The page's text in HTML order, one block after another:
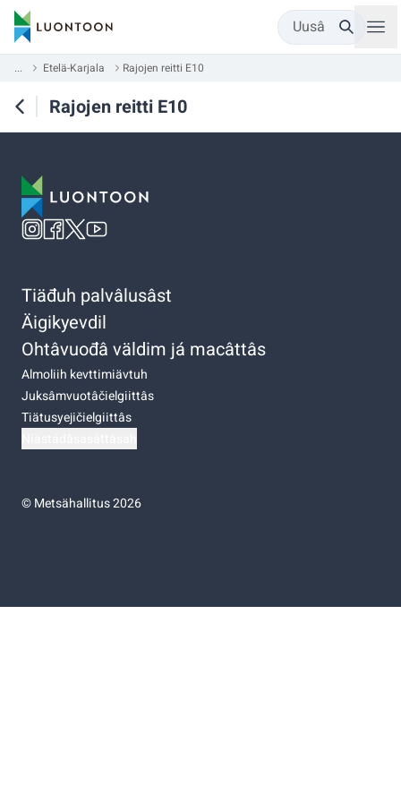
Uusâ
... Etelä-Karjala Rajojen reitti E10
Rajojen reitti E10
Tiäđuh palvâlusâst
Äigikyevdil
Ohtâvuođâ väldim já macâttâs
Almoliih kevttimiävtuh
Juksâmvuotâčielgiittâs
Tiätusyejičielgiittâs
©Metsähallitus 2026